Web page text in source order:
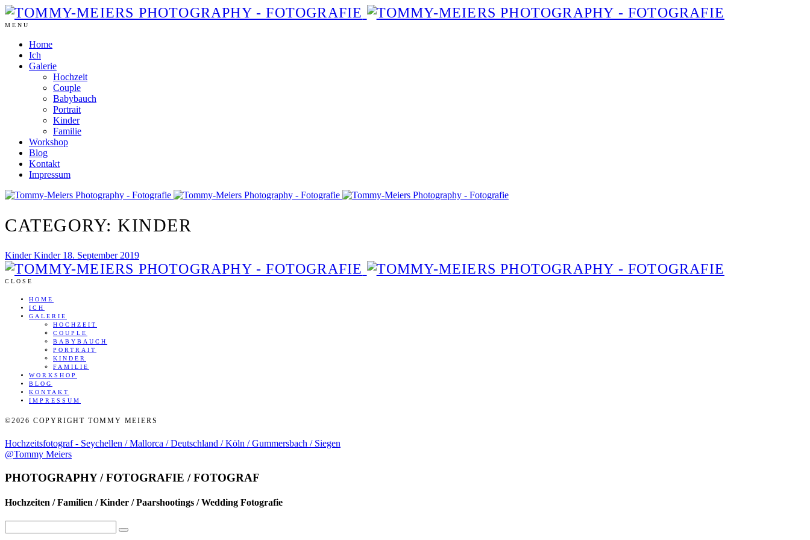
MENU
Home
Ich
Galerie
Hochzeit
Couple
Babybauch
Portrait
Kinder
Familie
Workshop
Blog
Kontakt
Impressum
CATEGORY: KINDER
Kinder Kinder 18. September 2019
CLOSE
HOME
ICH
GALERIE
HOCHZEIT
COUPLE
BABYBAUCH
PORTRAIT
KINDER
FAMILIE
WORKSHOP
BLOG
KONTAKT
IMPRESSUM
©2026 COPYRIGHT TOMMY MEIERS
Hochzeitsfotograf - Seychellen / Mallorca / Deutschland / Köln / Gummersbach / Siegen
@Tommy Meiers
PHOTOGRAPHY / FOTOGRAFIE / FOTOGRAF
Hochzeiten / Familien / Kinder / Paarshootings / Wedding Fotografie